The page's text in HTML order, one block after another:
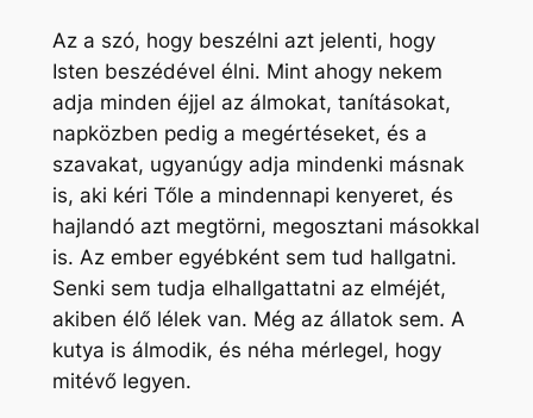
Az a szó, hogy beszélni azt jelenti, hogy
Isten beszédével élni. Mint ahogy nekem
adja minden éjjel az álmokat, tanításokat,
napközben pedig a megértéseket, és a
szavakat, ugyanúgy adja mindenki másnak
is, aki kéri Tőle a mindennapi kenyeret, és
hajlandó azt megtörni, megosztani másokkal
is. Az ember egyébként sem tud hallgatni.
Senki sem tudja elhallgattatni az elméjét,
akiben élő lélek van. Még az állatok sem. A
kutya is álmodik, és néha mérlegel, hogy
mitévő legyen.